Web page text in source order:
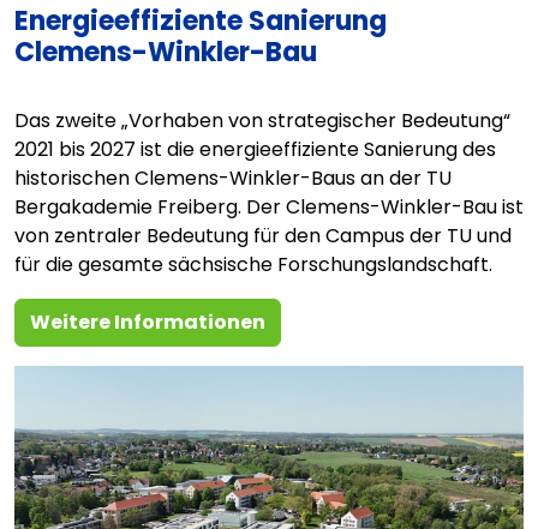
Energieeffiziente Sanierung
Clemens-Winkler-Bau
Das zweite „Vorhaben von strategischer Bedeutung“
2021 bis 2027 ist die energieeffiziente Sanierung des
historischen Clemens-Winkler-Baus an der TU
Bergakademie Freiberg. Der Clemens-Winkler-Bau ist
von zentraler Bedeutung für den Campus der TU und
für die gesamte sächsische Forschungslandschaft.
Weitere Informationen